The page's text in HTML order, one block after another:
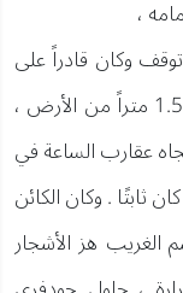
،
متراً تقريباً ، توقف وكان قادراً على
رؤية مركبة تحوم في صمت على بعد حوالي 1.5 متراً من الأرض ،
عقارب الساعة في
ثابتًا . وكان الكائن
أن الجسم الغريب هز الأشجار